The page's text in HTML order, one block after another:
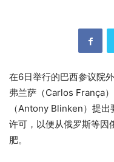
在6日举行的巴西参议院
弗兰萨（Carlos França
（Antony Blinken）提
许可，以便从俄罗斯等因
肥。